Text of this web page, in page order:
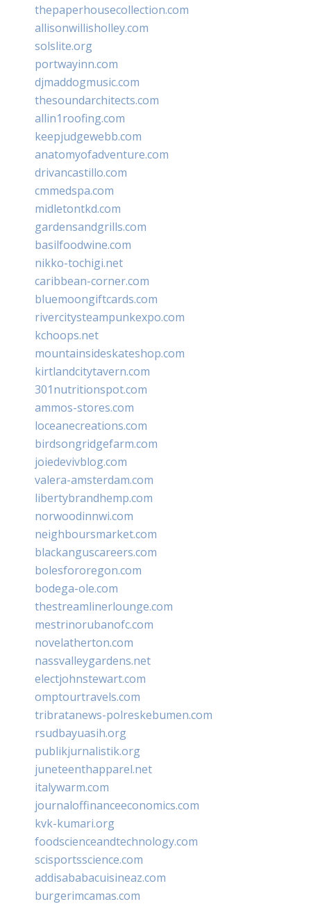
thepaperhousecollection.com
allisonwillisholley.com
solslite.org
portwayinn.com
djmaddogmusic.com
thesoundarchitects.com
allin1roofing.com
keepjudgewebb.com
anatomyofadventure.com
drivancastillo.com
cmmedspa.com
midletontkd.com
gardensandgrills.com
basilfoodwine.com
nikko-tochigi.net
caribbean-corner.com
bluemoongiftcards.com
rivercitysteampunkexpo.com
kchoops.net
mountainsideskateshop.com
kirtlandcitytavern.com
301nutritionspot.com
ammos-stores.com
loceanecreations.com
birdsongridgefarm.com
joiedevivblog.com
valera-amsterdam.com
libertybrandhemp.com
norwoodinnwi.com
neighboursmarket.com
blackanguscareers.com
bolesfororegon.com
bodega-ole.com
thestreamlinerlounge.com
mestrinorubanofc.com
novelatherton.com
nassvalleygardens.net
electjohnstewart.com
omptourtravels.com
tribratanews-polreskebumen.com
rsudbayuasih.org
publikjurnalistik.org
juneteenthapparel.net
italywarm.com
journaloffinanceeconomics.com
kvk-kumari.org
foodscienceandtechnology.com
scisportsscience.com
addisababacuisineaz.com
burgerimcamas.com